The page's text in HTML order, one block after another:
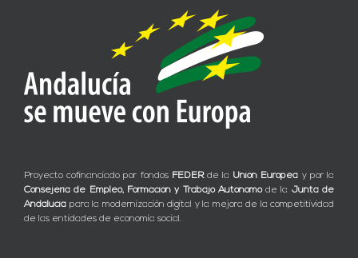
Proyecto cofinanciado por fondos FEDERde la Unión Europea y por la
Consejería de Empleo, Formación y Trabajo Autónomode la Junta de
Andalucía para la modernización digital y la mejora de la competitividad
de las entidades de economía social.